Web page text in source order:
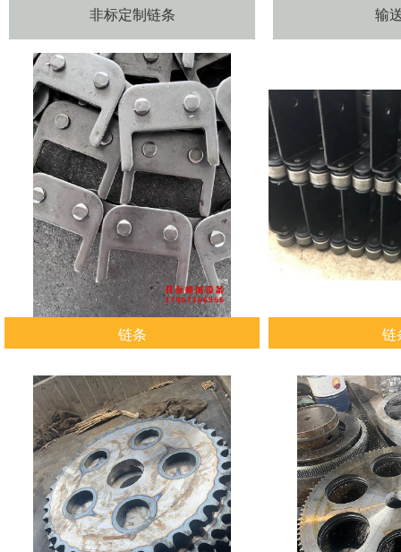
非标定制链条 输
链条 链